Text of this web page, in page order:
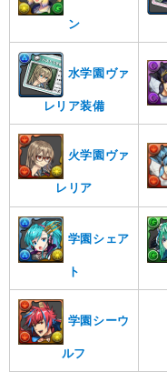
ン
水学園ヴァ
レリア装備
火学園ヴァ
レリア
学園シェア
ト
学園シーウ
ルフ